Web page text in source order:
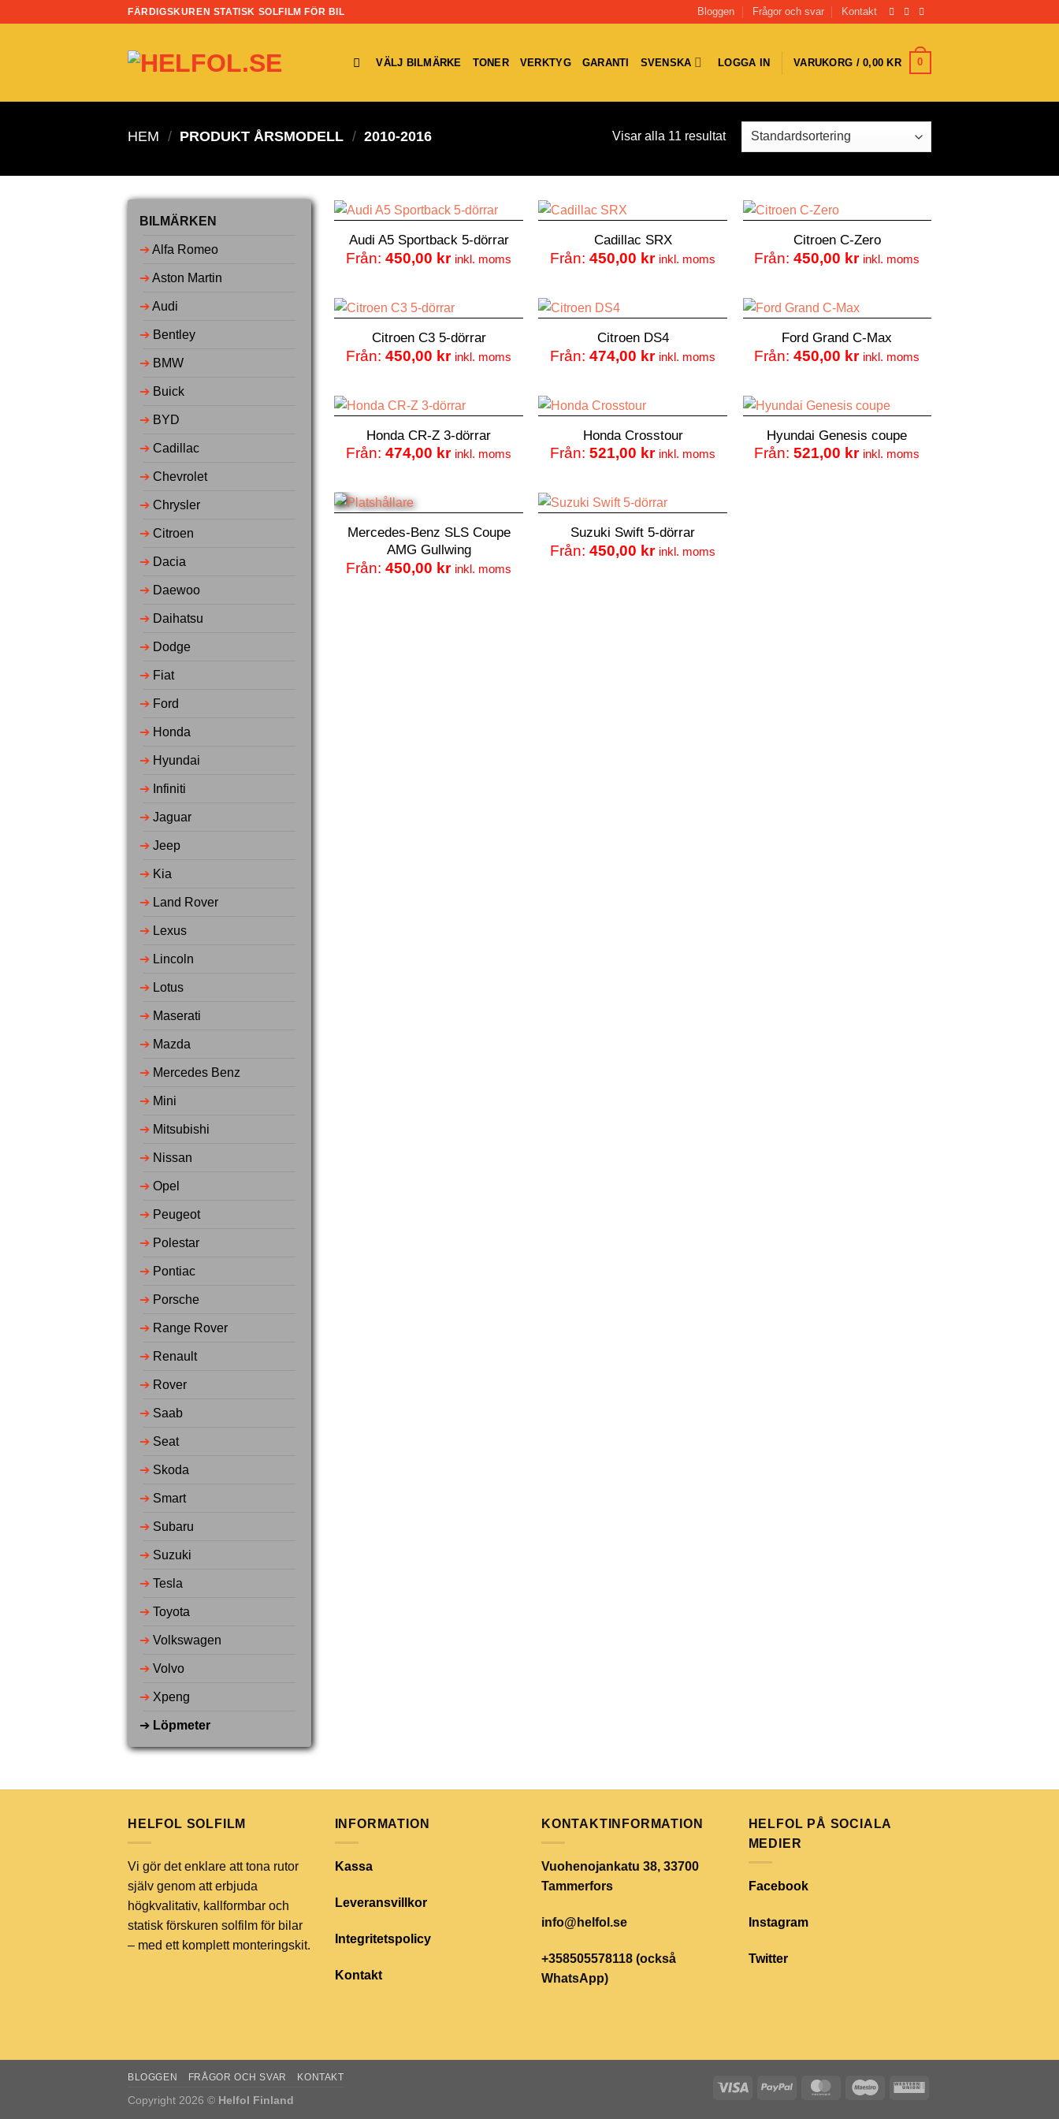
FÄRDIGSKUREN STATISK SOLFILM FÖR BIL Bloggen Frågor och svar Kontakt
VÄLJ BILMÄRKE TONER VERKTYG GARANTI SVENSKA LOGGA IN VARUKORG /0,00KR 0
HEM / PRODUKT ÅRSMODELL / 2010-2016 Visar alla 11 resultat
BILMÄRKEN
➔Alfa Romeo
➔Aston Martin
➔Audi
➔ Bentley
➔ BMW
➔ Buick
➔ BYD
➔ Cadillac
➔ Chevrolet
➔ Chrysler
➔ Citroen
➔ Dacia
➔ Daewoo
➔ Daihatsu
➔ Dodge
➔ Fiat
➔ Ford
➔ Honda
➔ Hyundai
➔ Infiniti
➔ Jaguar
➔ Jeep
➔ Kia
➔ Land Rover
➔ Lexus
➔ Lincoln
➔ Lotus
➔ Maserati
➔ Mazda
➔ Mercedes Benz
➔ Mini
➔ Mitsubishi
➔ Nissan
➔ Opel
➔ Peugeot
➔ Polestar
➔ Pontiac
➔ Porsche
➔ Range Rover
➔ Renault
➔ Rover
➔ Saab
➔ Seat
➔ Skoda
➔ Smart
➔ Subaru
➔ Suzuki
➔ Tesla
➔ Toyota
➔ Volkswagen
➔ Volvo
➔ Xpeng
➔ Löpmeter
Audi A5 Sportback 5-dörrar
Från:450,00 kr inkl. moms
Cadillac SRX
Från:450,00 kr inkl. moms
Citroen C-Zero
Från:450,00 kr inkl. moms
Citroen C3 5-dörrar
Från:450,00 kr inkl. moms
Citroen DS4
Från:474,00 kr inkl. moms
Ford Grand C-Max
Från:450,00 kr inkl. moms
Honda CR-Z 3-dörrar
Från:474,00 kr inkl. moms
Honda Crosstour
Från:521,00 kr inkl. moms
Hyundai Genesis coupe
Från:521,00 kr inkl. moms
Mercedes-Benz SLS Coupe
AMG Gullwing
Från:450,00 kr inkl. moms
Suzuki Swift 5-dörrar
Från:450,00 kr inkl. moms
HELFOL SOLFILM
Vi gör det enklare att tona rutor
själv genom att erbjuda
högkvalitativ, kallformbar och
statisk förskuren solfilm för bilar
– med ett komplett monteringskit.
INFORMATION
Kassa
Leveransvillkor
Integritetspolicy
Kontakt
KONTAKTINFORMATION
Vuohenojankatu 38, 33700
Tammerfors
info@helfol.se
+358505578118 (också
WhatsApp)
HELFOL PÅ SOCIALA
MEDIER
Facebook
Instagram
Twitter
BLOGGEN FRÅGOR OCH SVAR KONTAKT
Copyright 2026 © Helfol Finland